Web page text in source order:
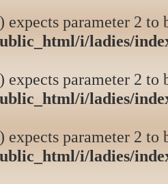
expects parameter 2 to
i/ladies/
expects parameter 2 to
i/ladies/
expects parameter 2 to
i/ladies/